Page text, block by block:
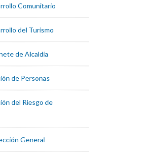
Comunitario
del Turismo
de Alcaldía
de Personas
del Riesgo de
General